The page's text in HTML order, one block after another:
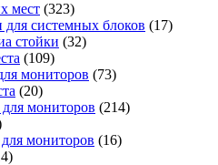
мест (323)
системных блоков (17)
стойки (32)
(109)
мониторов (73)
(20)
мониторов (214)
мониторов (16)